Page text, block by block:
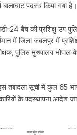
पदस्थ किया गया है।
24 बैच की प्रशिक्षु उप
में जिला जबलपुर में
पुलिस मुख्यालय भोपाल
इस तबादला सूची में कुल 65
के पदस्थापना आदेश